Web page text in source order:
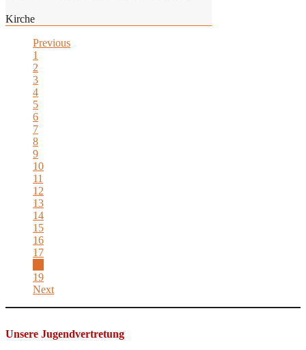
Kirche
Previous
1
2
3
4
5
6
7
8
9
10
11
12
13
14
15
16
17
19
Next
Unsere Jugendvertretung